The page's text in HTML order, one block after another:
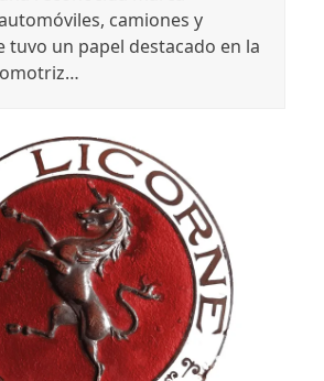
camiones y
tuvo un papel destacado en la